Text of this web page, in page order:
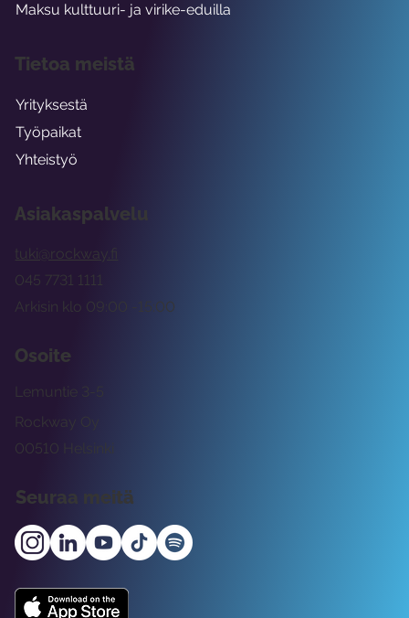
Asiakaspalvelu
tuki@rockway.fi
Arkisin klo 09:00 -15:00
045 7731 1111
Osoite
Rockway Oy
Lemuntie 3-5
00510 Helsinki
Seuraa meitä
Maksu kulttuuri- ja virike-eduilla
Tietoa meistä
Yrityksestä
Työpaikat
Yhteistyö